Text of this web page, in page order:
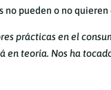
pueden o no quieren
prácticas en el
en teoría. Nos ha